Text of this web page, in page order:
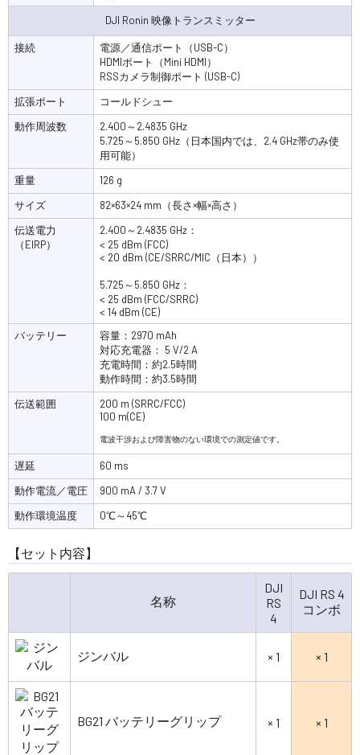
DJI Ronin 映像トランスミッター
接続
電源／通信ポート（USB-C）
HDMIポート（Mini HDMI）
RSSカメラ制御ポート (USB-C)
拡張ポート
コールドシュー
動作周波数
2.400～2.4835 GHz
5.725～5.850 GHz（日本国内では、2.4 GHz帯のみ使
用可能）
重量
126 g
サイズ
82×63×24 mm（長さ×幅×高さ）
伝送電力
（EIRP）
‌2.400～2.4835 GHz：
< 25 dBm (FCC)
< 20 dBm (CE/SRRC/MIC（日本））
5.725～5.850 GHz：
< 25 dBm (FCC/SRRC)
< 14 dBm (CE)
バッテリー
容量：2970 mAh
対応充電器： 5 V/2 A
充電時間：約2.5時間
動作時間：約3.5時間
伝送範囲
200 m (SRRC/FCC)
100 m(CE)
‌電波干渉および障害物のない環境での測定値です。
遅延
60 ms
動作電流／電圧
900 mA / 3.7 V
動作環境温度
0℃～45℃
【セット内容】
名称
DJI
RS
4
DJI RS 4
コンボ
ジンバル × 1 × 1
BG21 バッテリーグリップ × 1 × 1